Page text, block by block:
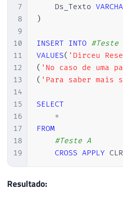
7
8
9
10
11
12
13
14
15
16
17
18
19
    Ds_Texto
)
INSERT INTO #Teste
VALUES( 'Dirceu
( 'No caso de uma
( 'Para saber mais
SELECT
*
FROM
#Teste A
CROSS APPLY CLR
Resultado: